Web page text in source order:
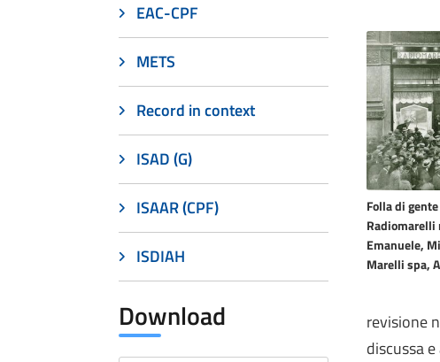
EAC-CPF
METS
Record in context
ISAD (G)
ISAAR (CPF)
ISDIAH
Download
Folla di
Radiomarelli
Emanuele,
Marelli spa,
revisione
discussa